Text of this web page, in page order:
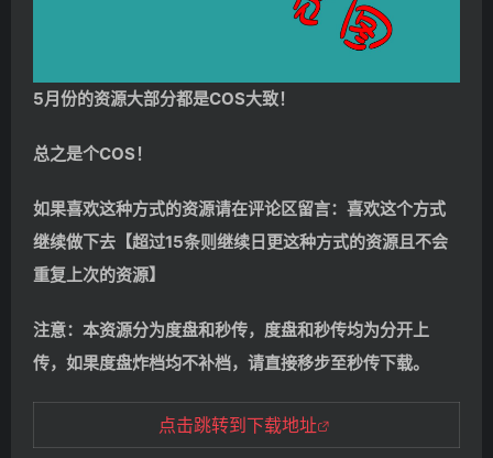
5月份的资源大部分都是COS大致！
总之是个COS！
如果喜欢这种方式的资源请在评论区留言：喜欢这个方式
继续做下去【超过15条则继续日更这种方式的资源且不会
重复上次的资源】
注意：本资源分为度盘和秒传，度盘和秒传均为分开上
传，如果度盘炸档均不补档，请直接移步至秒传下载。
点击跳转到下载地址